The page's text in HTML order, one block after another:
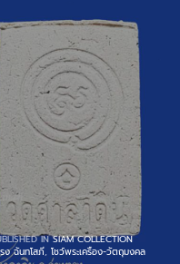
INSIAM COLLECTION
ง ฉันทโสภี, โชว์พระเครื่อง-วัตถุมงคล